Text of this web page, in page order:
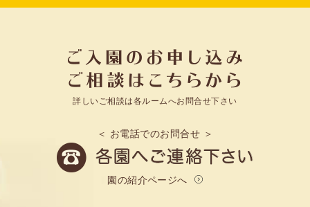
詳しいご相談は各ルームへお問合せ下さい
＜ お電話でのお問合せ ＞
園の紹介ページへ